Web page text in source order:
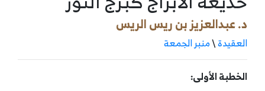
د. عبدالعزيز بن ريس الريس
العقيدة\منبر الجمعة
الخطبة الأولى: